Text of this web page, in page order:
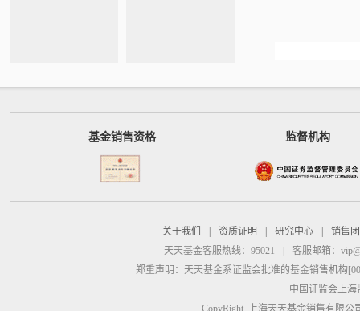
基金销售资格 监督机构
关于我们 资质证明 研究中心
销售
天天基金客服热线：95021
客服邮箱：
郑重声明： 天天基金系证监会批准的基金销售机构
中国证监会上
CopyRight 上海天天基金销售有限